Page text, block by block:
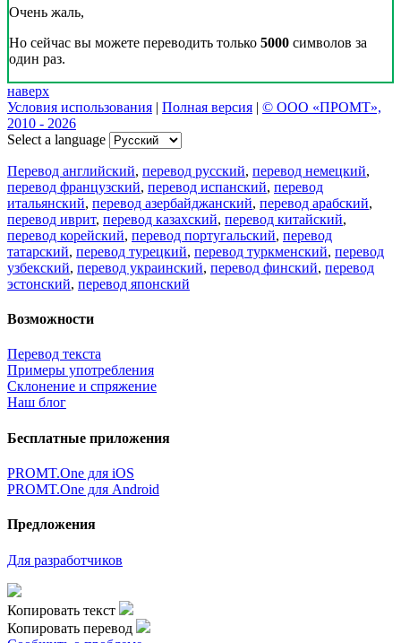
Очень жаль,
Но сейчас вы можете переводить только 5000 символов за
один раз.
наверх
Условия использования | Полная версия | © ООО «ПРОМТ»,
2010 - 2026
Select a language
Перевод английский, перевод русский, перевод немецкий,
перевод французский, перевод испанский, перевод
итальянский, перевод азербайджанский, перевод арабский,
перевод иврит, перевод казахский, перевод китайский,
перевод корейский, перевод португальский, перевод
татарский, перевод турецкий, перевод туркменский, перевод
узбекский, перевод украинский, перевод финский, перевод
эстонский, перевод японский
Возможности
Перевод текста
Примеры употребления
Склонение и спряжение
Наш блог
Бесплатные приложения
PROMT.One для iOS
PROMT.One для Android
Предложения
Для разработчиков
Копировать текст
Копировать перевод